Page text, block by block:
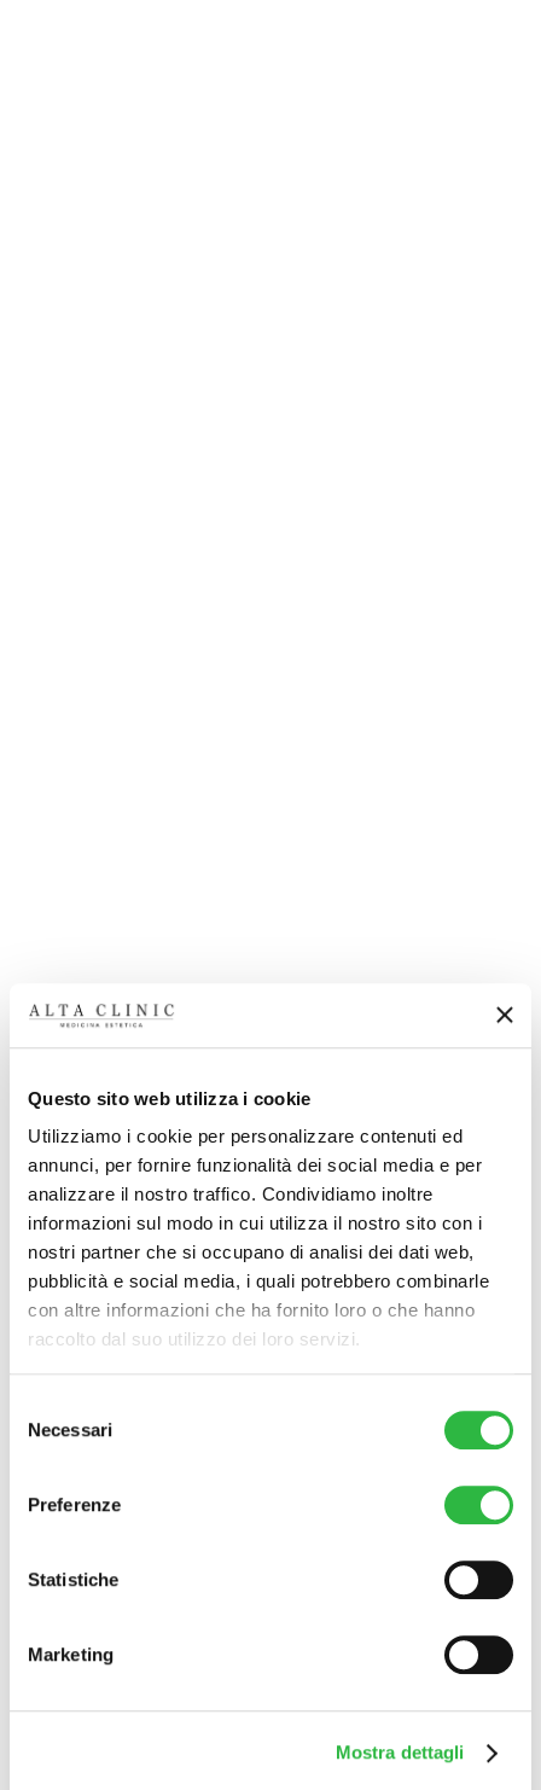
Questo sito web utilizza i cookie
Utilizziamo i cookie per personalizzare contenuti ed
annunci, per fornire funzionalità dei social media e per
analizzare il nostro traffico. Condividiamo inoltre
informazioni sul modo in cui utilizza il nostro sito con i
nostri partner che si occupano di analisi dei dati web,
pubblicità e social media, i quali potrebbero combinarle
con altre informazioni che ha fornito loro o che hanno
raccolto dal suo utilizzo dei loro servizi.
delNecessari
Preferenze
Statistiche
Marketing
Mostra dettagli